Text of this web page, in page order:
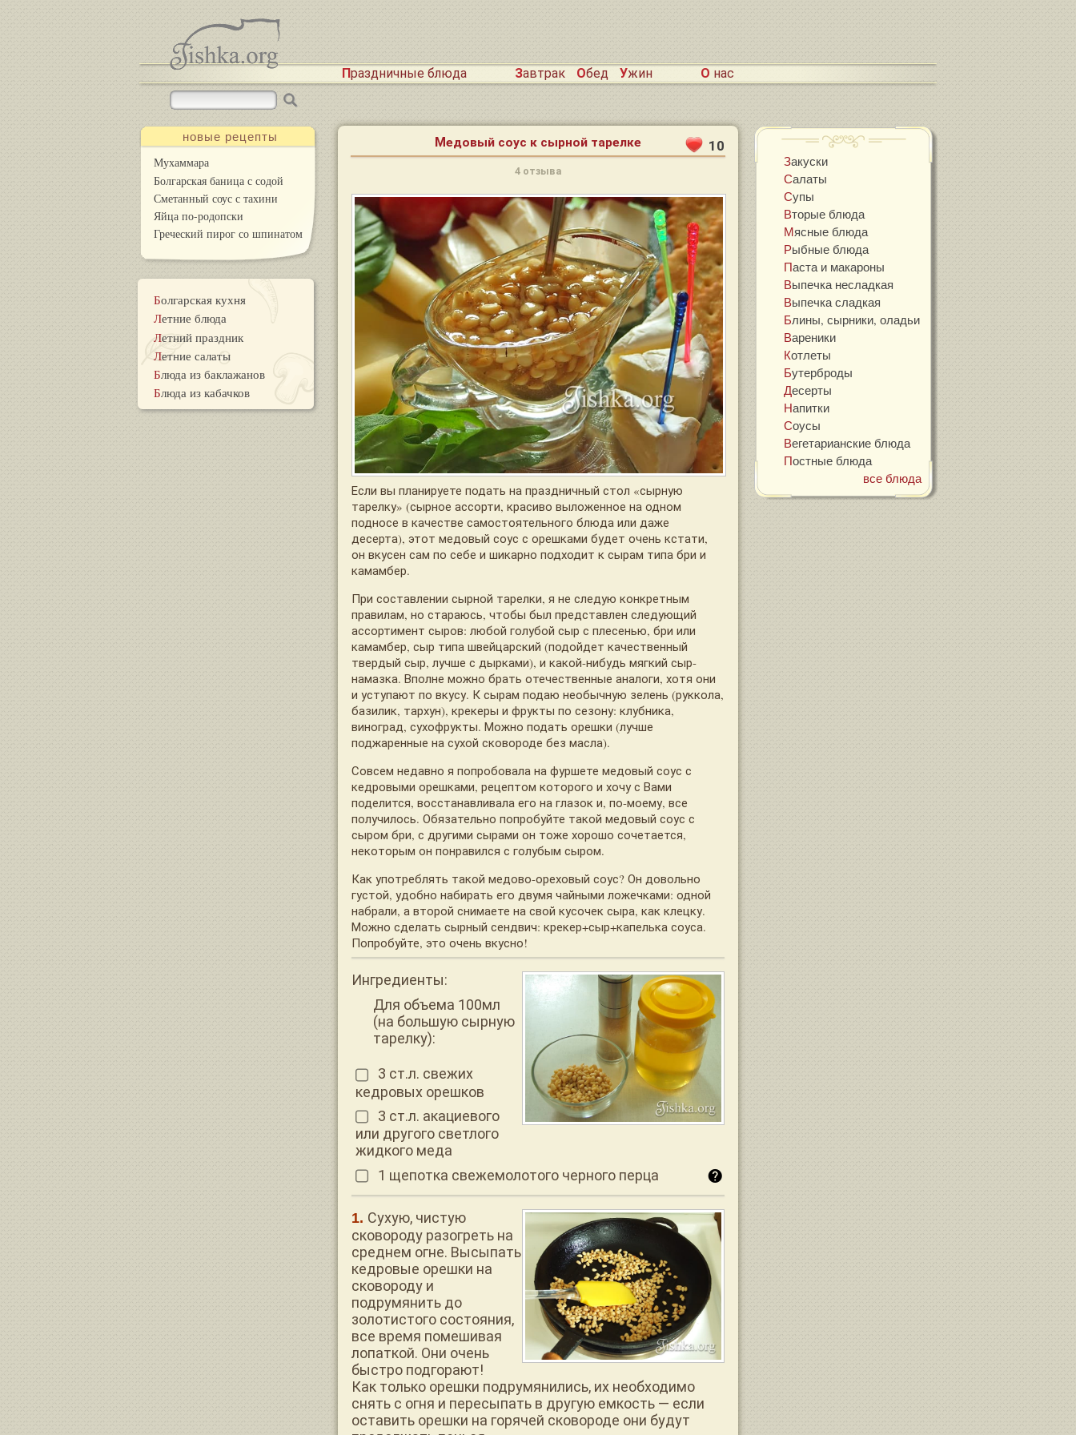
Завтрак Обед Ужин О нас
Праздничные блюда
новые рецепты
Мухаммара
Болгарская баница с содой
Сметанный соус с тахини
Яйца по-родопски
Греческий пирог со шпинатом
Болгарская кухня
Летние блюда
Летний праздник
Летние салаты
Блюда из баклажанов
Блюда из кабачков
Медовый соус к сырной тарелке 10
4 отзыва
Если вы планируете подать на праздничный стол «сырную
тарелку» (сырное ассорти, красиво выложенное на одном
подносе в качестве самостоятельного блюда или даже
десерта), этот медовый соус с орешками будет очень кстати,
он вкусен сам по себе и шикарно подходит к сырам типа бри и
камамбер.
При составлении сырной тарелки, я не следую конкретным
правилам, но стараюсь, чтобы был представлен следующий
ассортимент сыров: любой голубой сыр с плесенью, бри или
камамбер, сыр типа швейцарский (подойдет качественный
твердый сыр, лучше с дырками), и какой-нибудь мягкий сыр-
намазка. Вполне можно брать отечественные аналоги, хотя они
и уступают по вкусу. К сырам подаю необычную зелень (руккола,
базилик, тархун), крекеры и фрукты по сезону: клубника,
виноград, сухофрукты. Можно подать орешки (лучше
поджаренные на сухой сковороде без масла).
Совсем недавно я попробовала на фуршете медовый соус с
кедровыми орешками, рецептом которого и хочу с Вами
поделится, восстанавливала его на глазок и, по-моему, все
получилось. Обязательно попробуйте такой медовый соус с
сыром бри, с другими сырами он тоже хорошо сочетается,
некоторым он понравился с голубым сыром.
Как употреблять такой медово-ореховый соус? Он довольно
густой, удобно набирать его двумя чайными ложечками: одной
набрали, а второй снимаете на свой кусочек сыра, как клецку.
Можно сделать сырный сендвич: крекер+сыр+капелька соуса.
Попробуйте, это очень вкусно!
Ингредиенты:
Для объема 100мл
(на большую сырную
тарелку):
3 ст.л. свежих
кедровых орешков
3 ст.л. акациевого
или другого светлого
жидкого меда
1 щепотка свежемолотого черного перца
Сухую, чистую
сковороду разогреть на
среднем огне. Высыпать
кедровые орешки на
сковороду и
подрумянить до
золотистого состояния,
все время помешивая
лопаткой. Они очень
быстро подгорают!
Как только орешки подрумянились, их необходимо
снять с огня и пересыпать в другую емкость — если
оставить орешки на горячей сковороде они будут
Закуски
Салаты
Супы
Вторые блюда
Мясные блюда
Рыбные блюда
Паста и макароны
Выпечка несладкая
Выпечка сладкая
Блины, сырники, оладьи
Вареники
Котлеты
Бутерброды
Десерты
Напитки
Соусы
Вегетарианские блюда
Постные блюда
все блюда